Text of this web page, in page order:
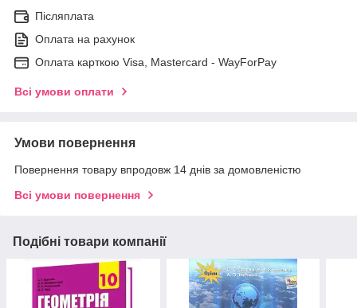
Післяплата
Оплата на рахунок
Оплата карткою Visa, Mastercard - WayForPay
Всі умови оплати
Умови повернення
Повернення товару впродовж 14 днів за домовленістю
Всі умови повернення
Подібні товари компанії